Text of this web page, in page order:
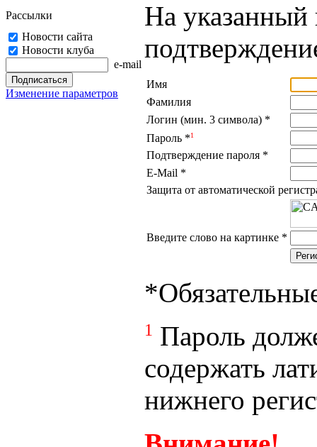
Рассылки
Новости сайта
Новости клуба
e-mail
Изменение параметров
На указанный
Имя
Фамилия
Логин (мин. 3 символа) *
Пароль *1
Подтверждение пароля *
E-Mail *
Защита от автоматической
Введите слово на картинке *
*
1 Пароль
содержать
нижнего